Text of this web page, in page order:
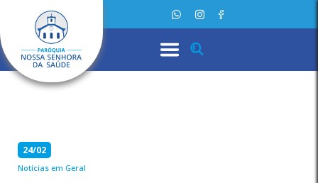
24/02
Notícias em Geral